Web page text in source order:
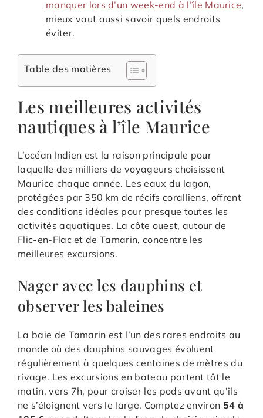
manquer lors d’un week-end à l’île Maurice,
mieux vaut aussi savoir quels endroits
éviter.
Table des matières
Les meilleures activités
nautiques à l’île Maurice
L’océan Indien est la raison principale pour
laquelle des milliers de voyageurs choisissent
Maurice chaque année. Les eaux du lagon,
protégées par 350 km de récifs coralliens, offrent
des conditions idéales pour presque toutes les
activités aquatiques. La côte ouest, autour de
Flic-en-Flac et de Tamarin, concentre les
meilleures excursions.
Nager avec les dauphins et
observer les baleines
La baie de Tamarin est l’un des rares endroits au
monde où des dauphins sauvages évoluent
régulièrement à quelques centaines de mètres du
rivage. Les excursions en bateau partent tôt le
matin, vers 7h, pour croiser les pods avant qu’ils
ne s’éloignent vers le large. Comptez environ 54 à